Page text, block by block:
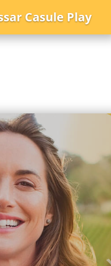
Casule Play